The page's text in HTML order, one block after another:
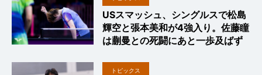
USスマッシュ、シングルスで松島
輝空と張本美和が4強入り。佐藤瞳
は蒯曼との死闘にあと一歩及ばず
トピックス